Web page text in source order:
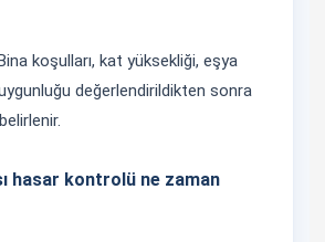
koşulları, kat yüksekliği, eşya
değerlendirildikten sonra
hasar kontrolü ne zaman